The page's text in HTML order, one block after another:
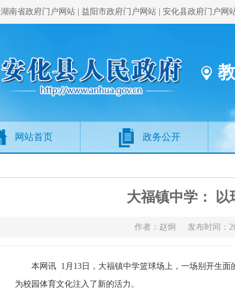
湖南省政府门户网站 益阳市政府门户网站 安化县政府门户网
网站首页 政务公开
大福镇中学：
作者：赵炯 发布时间：
本网讯 1月13日，大福镇中学篮球场上，一场别开生面
为校园体育文化注入了新的活力。